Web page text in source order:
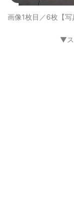
画像1枚目／6枚 【
▼ス